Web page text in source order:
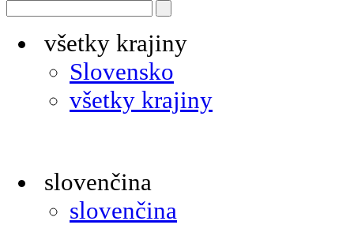
všetky krajiny
Slovensko
všetky krajiny
slovenčina
slovenčina